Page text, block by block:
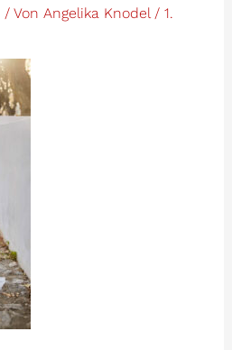
/ Von Angelika Knodel / 1.